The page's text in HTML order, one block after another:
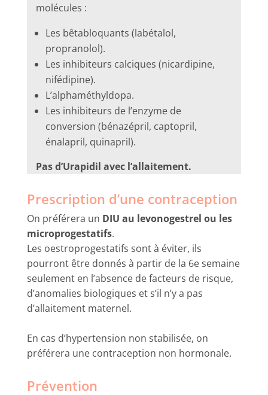
molécules :
Les bêtabloquants (labétalol,
propranolol).
Les inhibiteurs calciques (nicardipine,
nifédipine).
L’alphaméthyldopa.
Les inhibiteurs de l’enzyme de
conversion (bénazépril, captopril,
énalapril, quinapril).
Pas d’Urapidil avec l’allaitement.
Prescription d’une contraception
On préférera un DIU au levonogestrel ou les
microprogestatifs.
Les oestroprogestatifs sont à éviter, ils
pourront être donnés à partir de la 6e semaine
seulement en l’absence de facteurs de risque,
d’anomalies biologiques et s’il n’y a pas
d’allaitement maternel.
En cas d’hypertension non stabilisée, on
préférera une contraception non hormonale.
Prévention